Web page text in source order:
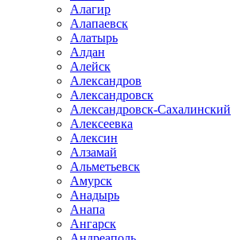
Алагир
Алапаевск
Алатырь
Алдан
Алейск
Александров
Александровск
Александровск-Сахалинский
Алексеевка
Алексин
Алзамай
Альметьевск
Амурск
Анадырь
Анапа
Ангарск